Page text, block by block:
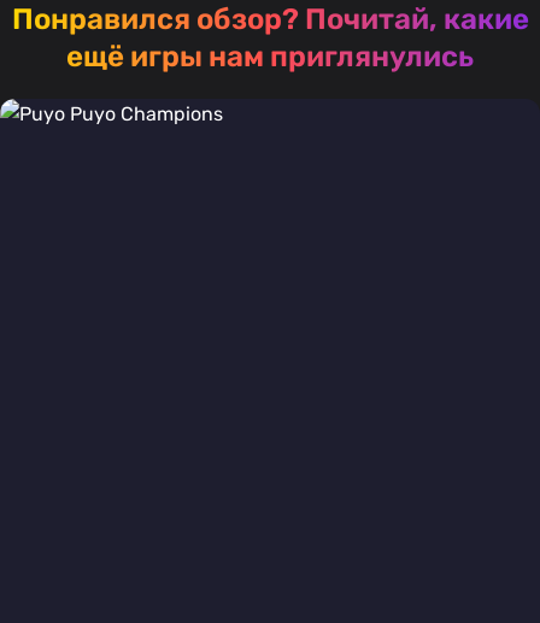
Понравился обзор? Почитай, какие
ещё игры нам приглянулись